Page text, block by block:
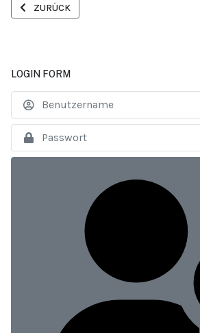
VORHERIGER BEITRAG: KONTAKT TOP-LEFT
ZURÜCK
LOGIN FORM